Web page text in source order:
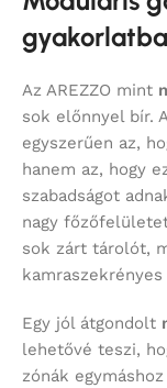
Az AREZZO mint
sok előnnyel bír.
egyszerűen az,
hanem az, hogy
szabadságot
nagy
sok zárt tárolót,
Egy jól átgondolt
lehetővé teszi,
zónák